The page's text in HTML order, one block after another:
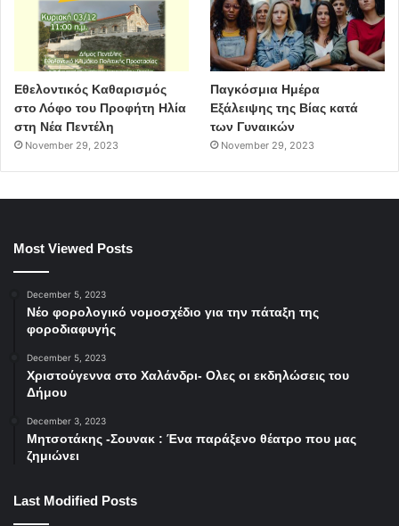
Εθελοντικός Καθαρισμός
στο Λόφο του Προφήτη Ηλία
στη Νέα Πεντέλη
November 29, 2023
Παγκόσμια Ημέρα
Εξάλειψης της Βίας κατά
των Γυναικών
November 29, 2023
Most Viewed Posts
December 5, 2023
Νέο φορολογικό νομοσχέδιο για την πάταξη της
φοροδιαφυγής
December 5, 2023
Χριστούγεννα στο Χαλάνδρι- Ολες οι εκδηλώσεις του
Δήμου
December 3, 2023
Μητσοτάκης -Σουνακ : Ένα παράξενο θέατρο που μας
ζημιώνει
Last Modified Posts